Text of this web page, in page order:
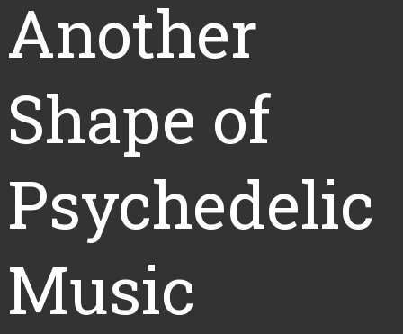
Another
Shape of
Psychedelic
Music